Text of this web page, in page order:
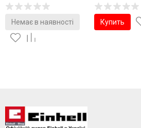
Немає в наявності Купить